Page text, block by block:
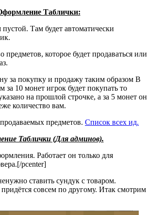
Таблички:
Там будет автоматически
предметов, которое будет продаваться или
за покупку и продажу таким образом B
за 10 монет игрок будет покупать то
на прошлой строчке, а за 5 монет он
количество вам.
продаваемых предметов. Список всех ид.
Таблички (Для админов).
Работает он только для
pcenter]
ставить сундук с товаром.
совсем по другому. Итак смотрим